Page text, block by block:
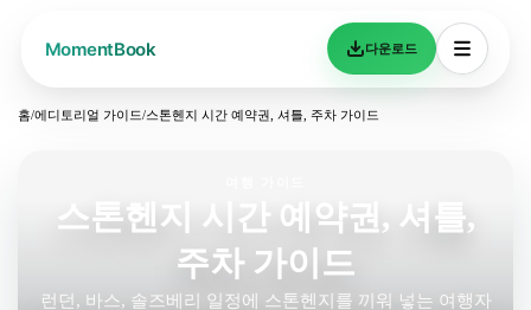
다운로드
홈/에디토리얼 가이드/스톤헨지 시간 예약권, 셔틀, 주차 가이드
스톤헨지 시간 예약권, 셔틀,
주차 가이드
런던, 바스, 솔즈베리 일정에 스톤헨지를 끼워 넣는 여행자